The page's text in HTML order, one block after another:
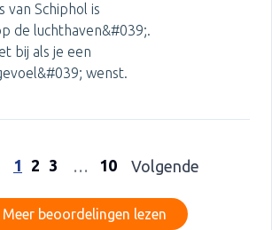
van Schiphol is
de luchthaven&#039;.
bij als je een
wenst.
1 2 3 … 10 Volgende
Meer beoordelingen lezen
Meer beoordelingen lezen